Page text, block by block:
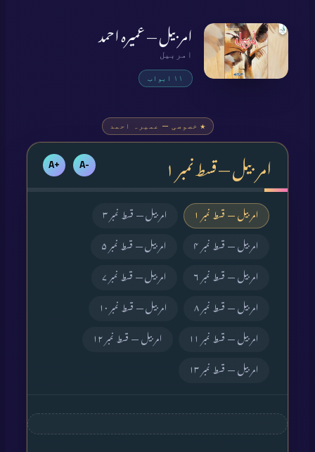
امربیل — عمیرہ احمد
امربیل
۱۱ ابواب
★ خصوصی — عمیرہ احمد
امربیل — قسط نمبر ۱ -A
+A
امربیل — قسط نمبر ۱ امربیل — قسط نمبر ۳
امربیل — قسط نمبر ۴ امربیل — قسط نمبر ۵
امربیل — قسط نمبر ۶ امربیل — قسط نمبر ۷
امربیل — قسط نمبر ۸ امربیل — قسط نمبر ۱۰
امربیل — قسط نمبر ۱۱ امربیل — قسط نمبر ۱۲
امربیل — قسط نمبر ۱۳